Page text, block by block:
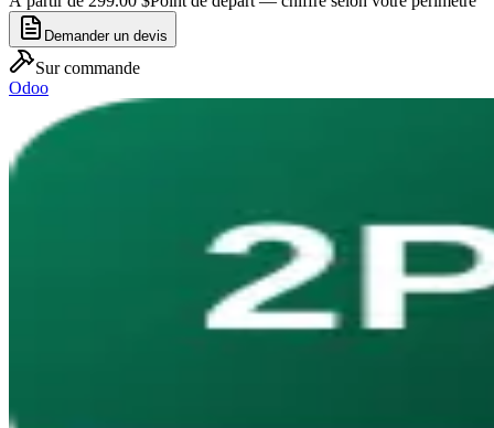
Demander un devis
Sur commande
Odoo